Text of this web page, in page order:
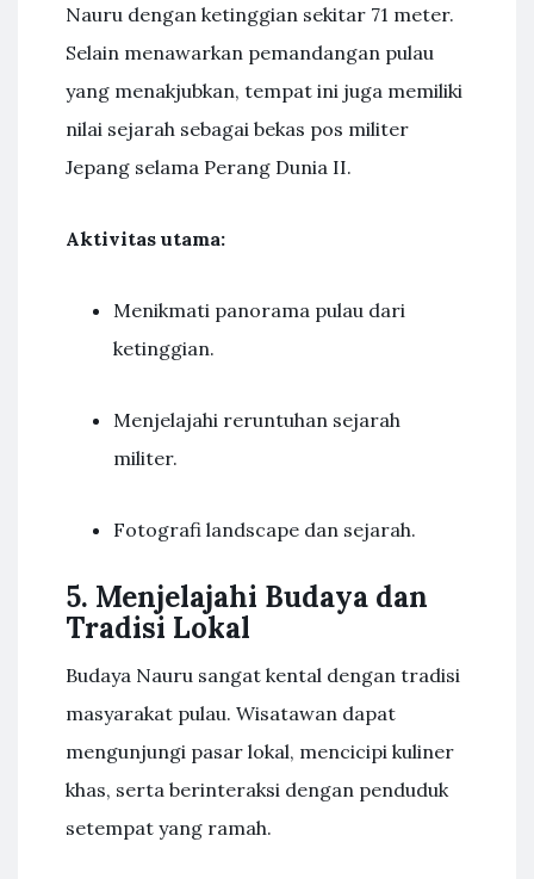
Nauru dengan ketinggian sekitar 71 meter.
Selain menawarkan pemandangan pulau
yang menakjubkan, tempat ini juga memiliki
nilai sejarah sebagai bekas pos militer
Jepang selama Perang Dunia II.
Aktivitas utama:
Menikmati panorama pulau dari
ketinggian.
Menjelajahi reruntuhan sejarah
militer.
Fotografi landscape dan sejarah.
5. Menjelajahi Budaya dan
Tradisi Lokal
Budaya Nauru sangat kental dengan tradisi
masyarakat pulau. Wisatawan dapat
mengunjungi pasar lokal, mencicipi kuliner
khas, serta berinteraksi dengan penduduk
setempat yang ramah.